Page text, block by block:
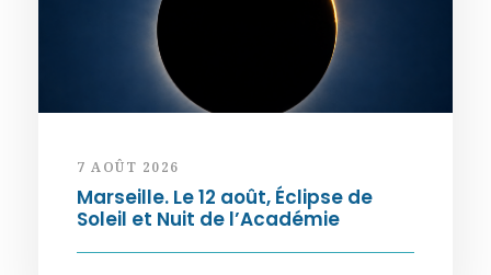
7 AOÛT 2026
Marseille. Le 12 août, Éclipse de
Soleil et Nuit de l’Académie